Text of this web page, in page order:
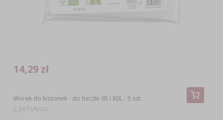
Worek do kiszonek - do beczki 65 i 80L - 5 szt.
14,29 zł
2,86 PLN/szt.